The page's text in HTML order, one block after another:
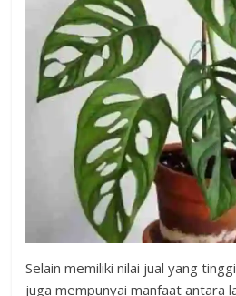
Selain memiliki nilai jual yang
juga mempunyai manfaat antara